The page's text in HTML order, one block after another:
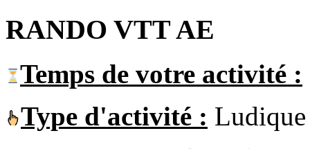
RANDO VTT AE
Temps de votre activité :
Type d'activité : Ludique